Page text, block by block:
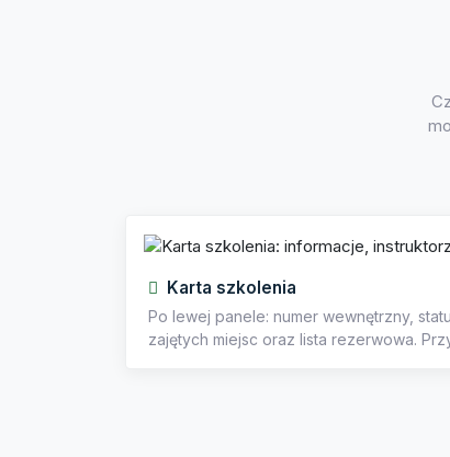
Karta szkolenia
Po lewej panele: numer wewnętrzny,
zajętych miejsc oraz lista rezerwowa.